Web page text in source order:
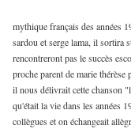
bruno
mythique français des années
sardou et serge lama, il sortira
rencontreront pas le succès
proche parent de marie
il nous délivrait cette chanson
qu'était la vie dans les années
collègues et on échangeait